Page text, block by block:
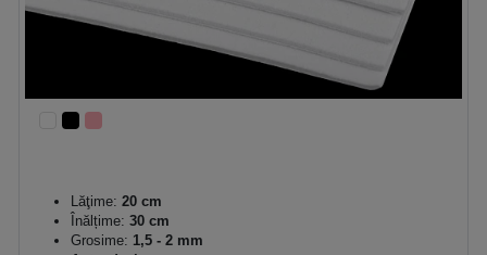
Lăţime: 20 cm
Înălțime: 30 cm
Grosime: 1,5 - 2 mm